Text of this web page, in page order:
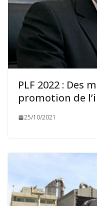
PLF 2022 : Des
promotion de
25/10/2021